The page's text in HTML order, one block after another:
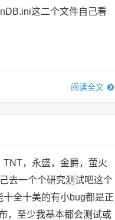
这二个文件自己看
阅读全文
，永盛，金爵，萤火
去一个个研究测试吧这个
全十美的有小bug都是正
，至少我基本都会测试或